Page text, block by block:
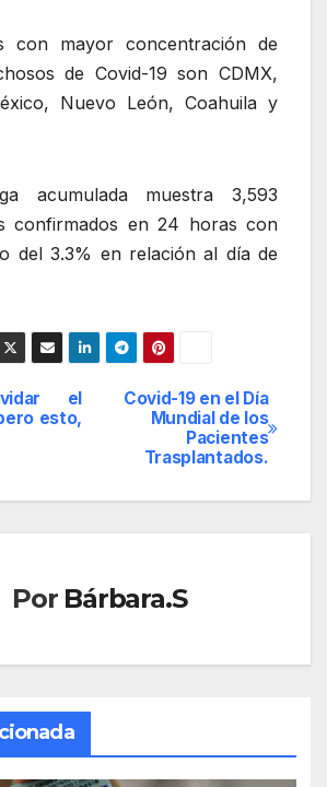
con mayor concentración de
de Covid-19 son CDMX,
Nuevo León, Coahuila y
acumulada muestra 3,593
confirmados en 24 horas con
del 3.3% en relación al día de
Covid-19 en el Día
Mundial de los
Pacientes
Trasplantados.
el
esto,
Por Bárbara.S